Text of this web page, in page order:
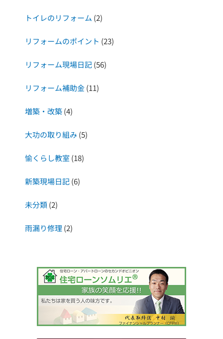
トイレのリフォーム (2)
リフォームのポイント (23)
リフォーム現場日記(56)
リフォーム補助金(11)
増築・改築(4)
大功の取り組み (5)
愉くらし教室 (18)
新築現場日記(6)
未分類(2)
雨漏り修理 (2)